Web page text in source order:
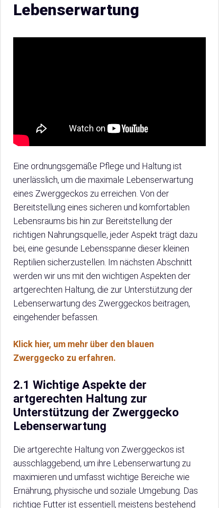
Lebenserwartung
Eine ordnungsgemäße Pflege und Haltung ist
unerlässlich, um die maximale Lebenserwartung
eines Zwerggeckos zu erreichen. Von der
Bereitstellung eines sicheren und komfortablen
Lebensraums bis hin zur Bereitstellung der
richtigen Nahrungsquelle, jeder Aspekt trägt dazu
bei, eine gesunde Lebensspanne dieser kleinen
Reptilien sicherzustellen. Im nächsten Abschnitt
werden wir uns mit den wichtigen Aspekten der
artgerechten Haltung, die zur Unterstützung der
Lebenserwartung des Zwerggeckos beitragen,
eingehender befassen.
Klick hier, um mehr über den blauen
Zwerggecko zu erfahren.
2.1 Wichtige Aspekte der
artgerechten Haltung zur
Unterstützung der Zwerggecko
Lebenserwartung
Die artgerechte Haltung von Zwerggeckos ist
ausschlaggebend, um ihre Lebenserwartung zu
maximieren und umfasst wichtige Bereiche wie
Ernährung, physische und soziale Umgebung. Das
richtige Futter ist essentiell, meistens bestehend